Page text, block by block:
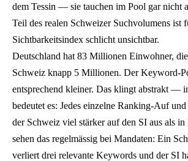
e
2
u
n
d
s
c
h
l
e
dem Tessin — sie tauchen im Pool gar nicht
Teil des realen Schweizer Suchvolumens ist
Sichtbarkeitsindex schlicht unsichtbar.
Deutschland hat 83 Millionen Einwohner,
Schweiz knapp 5 Millionen. Der Keyword-
entsprechend kleiner. Das klingt abstrakt —
bedeutet es: Jedes einzelne Ranking-Auf
der Schweiz viel stärker auf den SI aus als
sehen das regelmässig bei Mandaten: Ein
verliert drei relevante Keywords und der SI